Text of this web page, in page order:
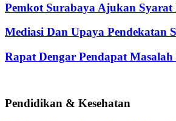
Pemkot Surabaya Ajukan
Mediasi Dan Upaya Pendekatan
Rapat Dengar Pendapat
Pendidikan & Kesehatan